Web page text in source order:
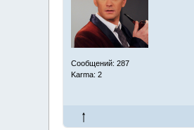
Сообщений: 287
Karma: 2